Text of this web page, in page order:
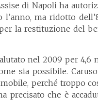
di Napoli ha
l’anno, ma ridotto
la restituzione del
nel 2009 per
sia possibile.
perché troppo
precisato che è